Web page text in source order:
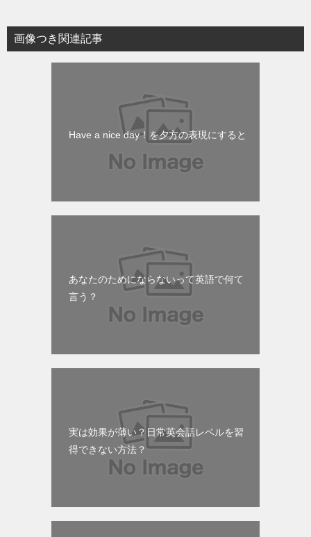
画像つき関連記事
Have a nice day！を夕方の表現にすると
あなたのためにならないって英語で何て
言う？
実は効果が薄い？日常英会話レベルを習
得できない方法？